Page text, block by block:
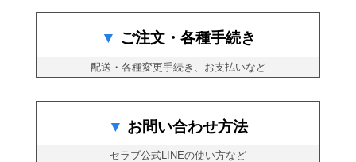
ご注文・各種手続き
配送・各種変更手続き、お支払いなど
お問い合わせ方法
セラブ公式LINEの使い方など